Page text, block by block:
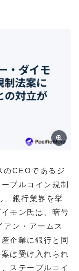
のCEOであるジ
ブルコイン規制
銀行業界を挙
モン氏は、暗号
ン・アームス
企業に銀行と同
は受け入れられ
ステーブルコイ